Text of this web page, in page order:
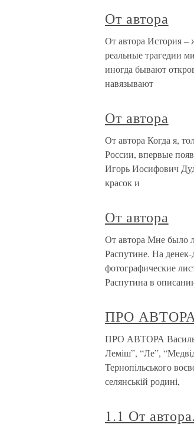
От автора
От автора История –
реальные трагедии
иногда бывают
навязывают
От автора
От автора Когда я,
России, впервые
Игорь Иосифович
красок и
От автора
От автора Мне было
Распутине. На
фотографические
Распутина в
ПРО
ПРО АВТОРА Василь
Леміш”, “Ле”,
Тернопільського
селянській родині,
1.1 От автора.